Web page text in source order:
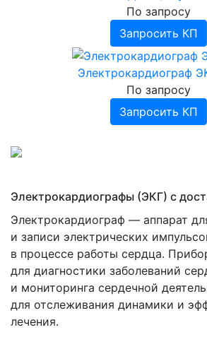
По запросу
Запросить КП
Электрокардиограф
По запросу
Запросить КП
Электрокардиографы (ЭКГ) с
Электрокардиограф — аппарат
и записи электрических
в процессе работы сердца.
для диагностики заболеваний
и мониторинга сердечной
для отслеживания динамики и
лечения.